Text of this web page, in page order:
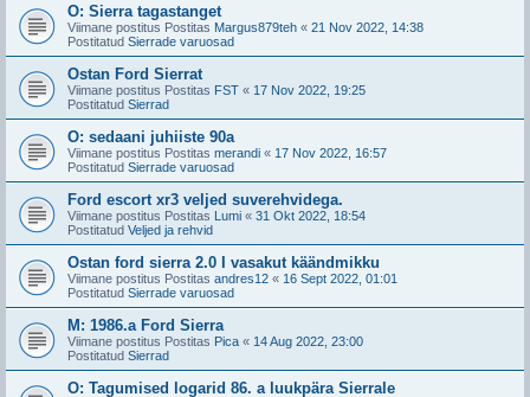
O: Sierra tagastanget
Viimane postitus Postitas Margus879teh « 21 Nov 2022, 14:38
Postitatud Sierrade varuosad
Ostan Ford Sierrat
Viimane postitus Postitas FST « 17 Nov 2022, 19:25
Postitatud Sierrad
O: sedaani juhiiste 90a
Viimane postitus Postitas merandi « 17 Nov 2022, 16:57
Postitatud Sierrade varuosad
Ford escort xr3 veljed suverehvidega.
Viimane postitus Postitas Lumi « 31 Okt 2022, 18:54
Postitatud Veljed ja rehvid
Ostan ford sierra 2.0 I vasakut käändmikku
Viimane postitus Postitas andres12 « 16 Sept 2022, 01:01
Postitatud Sierrade varuosad
M: 1986.a Ford Sierra
Viimane postitus Postitas Pica « 14 Aug 2022, 23:00
Postitatud Sierrad
O: Tagumised logarid 86. a luukpära Sierrale